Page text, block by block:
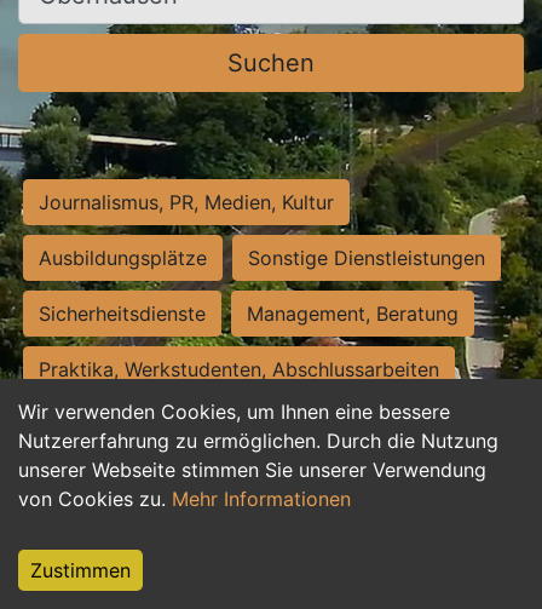
Wir verwenden Cookies, um Ihnen eine bessere
Nutzererfahrung zu ermöglichen. Durch die Nutzung
unserer Webseite stimmen Sie unserer Verwendung
von Cookies zu. Mehr Informationen
Zustimmen
Suchen
Journalismus, PR, Medien, Kultur
Ausbildungsplätze Sonstige Dienstleistungen
Sicherheitsdienste Management, Beratung
Praktika, Werkstudenten, Abschlussarbeiten
Personalwesen Assistenz, Sekretariat
Hilfskräfte, Aushilfs- und Nebenjobs
Weiterbildung, Studium, duale Ausbildung